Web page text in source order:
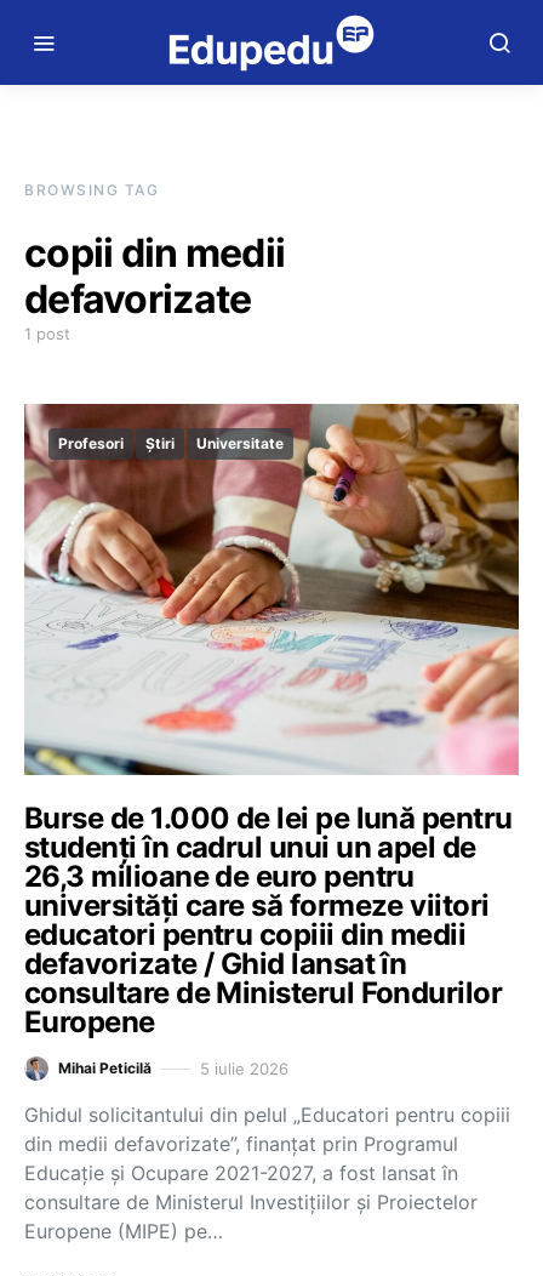
BROWSING TAG
copii din medii
defavorizate
1 post
Profesori Știri Universitate
Burse de 1.000 de lei pe lună pentru
studenți în cadrul unui un apel de
26,3 milioane de euro pentru
universități care să formeze viitori
educatori pentru copiii din medii
defavorizate / Ghid lansat în
consultare de Ministerul Fondurilor
Europene
Mihai Peticilă 5 iulie 2026
Ghidul solicitantului din pelul „Educatori pentru copiii
din medii defavorizate”, finanțat prin Programul
Educație și Ocupare 2021-2027, a fost lansat în
consultare de Ministerul Investițiilor și Proiectelor
Europene (MIPE) pe…